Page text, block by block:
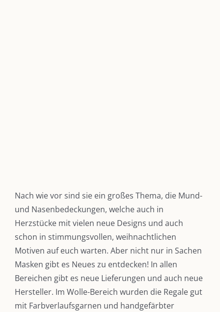
Nach wie vor sind sie ein großes Thema, die Mund-
und Nasenbedeckungen, welche auch in
Herzstücke mit vielen neue Designs und auch
schon in stimmungsvollen, weihnachtlichen
Motiven auf euch warten. Aber nicht nur in Sachen
Masken gibt es Neues zu entdecken! In allen
Bereichen gibt es neue Lieferungen und auch neue
Hersteller. Im Wolle-Bereich wurden die Regale gut
mit Farbverlaufsgarnen und handgefärbter